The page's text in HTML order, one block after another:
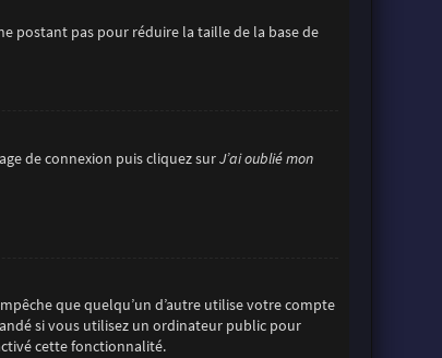
postant pas pour réduire la taille de la base de
de connexion puis cliquez surJ’ai oublié mon
que quelqu’un d’autre utilise votre compte
si vous utilisez un ordinateur public pour
cette fonctionnalité.